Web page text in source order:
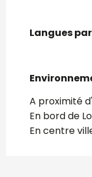
Langues
Langues
A proximité
En bord de
En centre